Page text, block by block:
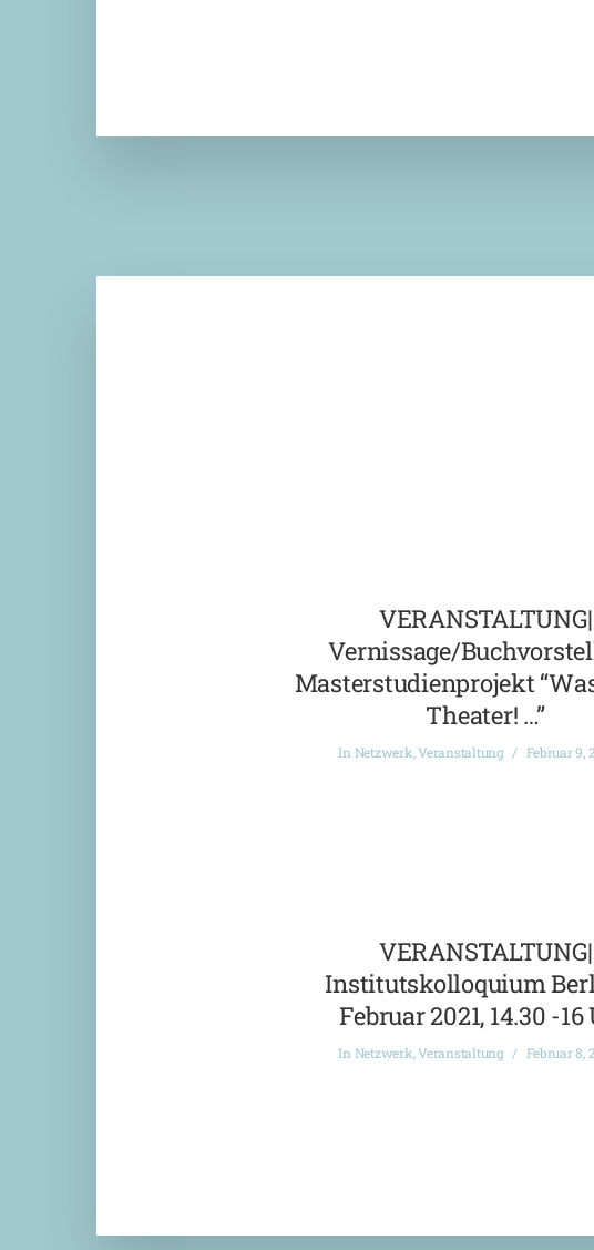
VERANSTALTUNG|
Vernissage/
Masterstudienprojekt
Theater! …”
In Netzwerk,Veranstaltung Februar 9,
VERANSTALTUNG|
Institutskolloquium
Februar 2021, 14.30 -
In Netzwerk,Veranstaltung Februar 8,